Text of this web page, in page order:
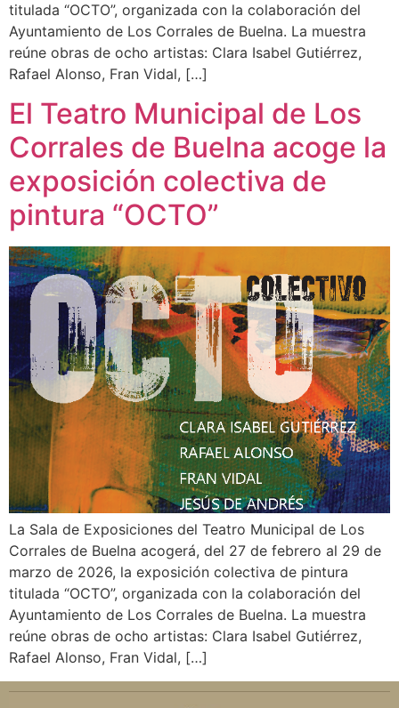
titulada “OCTO”, organizada con la colaboración del
Ayuntamiento de Los Corrales de Buelna. La muestra
reúne obras de ocho artistas: Clara Isabel Gutiérrez,
Rafael Alonso, Fran Vidal, […]
El Teatro Municipal de Los
Corrales de Buelna acoge la
exposición colectiva de
pintura “OCTO”
La Sala de Exposiciones del Teatro Municipal de Los
Corrales de Buelna acogerá, del 27 de febrero al 29 de
marzo de 2026, la exposición colectiva de pintura
titulada “OCTO”, organizada con la colaboración del
Ayuntamiento de Los Corrales de Buelna. La muestra
reúne obras de ocho artistas: Clara Isabel Gutiérrez,
Rafael Alonso, Fran Vidal, […]